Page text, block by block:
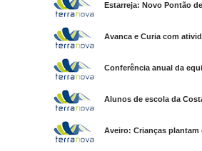
Estarreja: Novo Pontão
Avanca e Curia com
Conferência anual da
Alunos de escola da
Aveiro: Crianças